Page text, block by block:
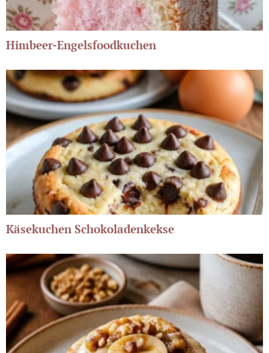
Himbeer-Engelsfoodkuchen
Käsekuchen Schokoladenkekse